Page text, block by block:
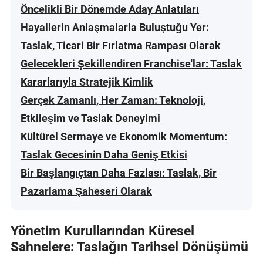
Öncelikli Bir Dönemde Aday Anlatıları
Hayallerin Anlaşmalarla Buluştuğu Yer:
Taslak, Ticari Bir Fırlatma Rampası Olarak
Gelecekleri Şekillendiren Franchise'lar: Taslak
Kararlarıyla Stratejik Kimlik
Gerçek Zamanlı, Her Zaman: Teknoloji,
Etkileşim ve Taslak Deneyimi
Kültürel Sermaye ve Ekonomik Momentum:
Taslak Gecesinin Daha Geniş Etkisi
Bir Başlangıçtan Daha Fazlası: Taslak, Bir
Pazarlama Şaheseri Olarak
Yönetim Kurullarından Küresel
Sahnelere: Taslağın Tarihsel Dönüşümü